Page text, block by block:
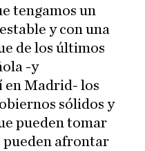
tengamos un
y con una
de los últimos
-y
en Madrid- los
sólidos y
pueden tomar
pueden afrontar